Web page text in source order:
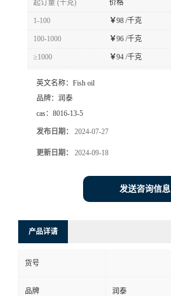
起订量 (千克) 价格
1-100 ￥98 /千克
100-1000 ￥96 /千克
≥1000 ￥94 /千克
英文名称： Fish oil
品牌： 润泰
cas： 8016-13-5
发布日期： 2024-07-27
更新日期： 2024-09-18
发送咨询信息
产品详请
货号
品牌 润泰